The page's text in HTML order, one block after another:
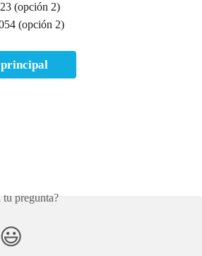
(opción 2)
(opción 2)
principal
tu pregunta?
😃